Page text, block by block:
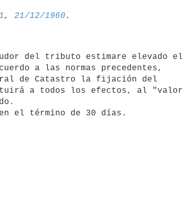
, 21/12/1960
a las normas precedentes,
de Catastro la fijación del
a todos los efectos, al "valor